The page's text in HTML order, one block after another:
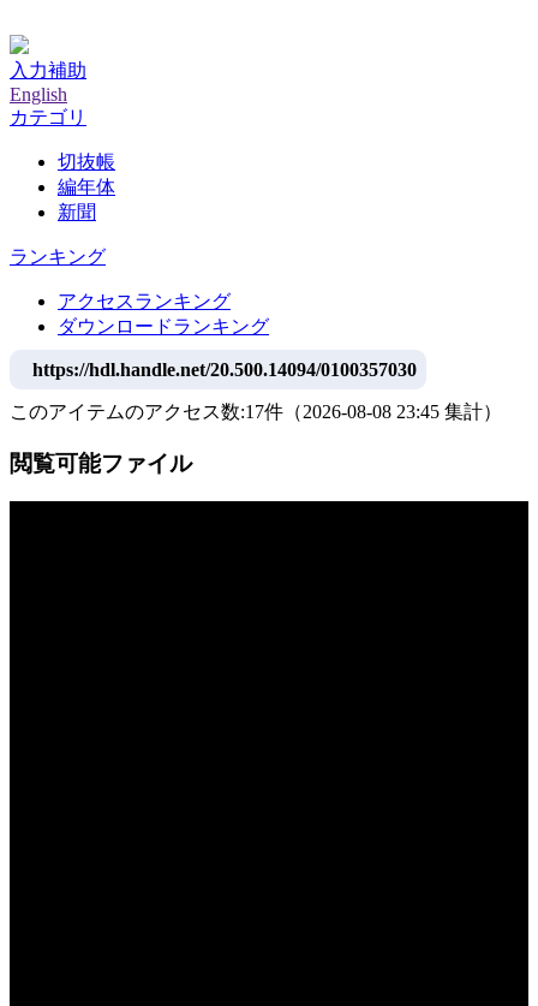
入力補助
English
カテゴリ
切抜帳
編年体
新聞
ランキング
アクセスランキング
ダウンロードランキング
https://hdl.handle.net/20.500.14094/0100357030
このアイテムのアクセス数:17件 （2026-08-08 23:45 集計）
閲覧可能ファイル